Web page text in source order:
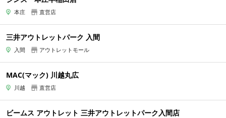
本庄 直営店
三井アウトレットパーク 入間
入間 アウトレットモール
MAC(マック) 川越丸広
川越 直営店
ビームス アウトレット 三井アウトレットパーク入間店